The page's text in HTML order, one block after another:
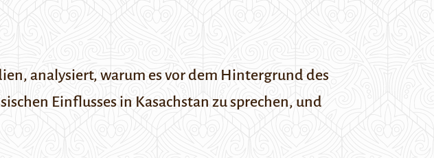
analysiert, warum es vor dem Hintergrund des
Einflusses in Kasachstan zu sprechen, und